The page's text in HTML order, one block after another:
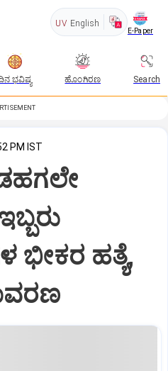
UV English
E-Paper
ಭವಿಷ್ಯ ಹೊಂಗಿರಣ Search
PM IST
ಹತ್ಯೆ,